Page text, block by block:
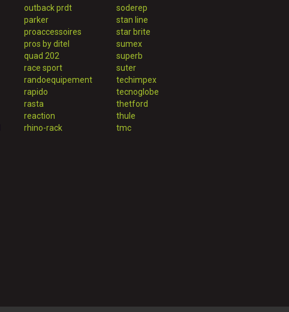
outback prdt
parker
proaccessoires
pros by ditel
quad 202
race sport
randoequipement
rapido
rasta
reaction
rhino-rack
soderep
stan line
star brite
sumex
superb
suter
techimpex
tecnoglobe
thetford
thule
tmc